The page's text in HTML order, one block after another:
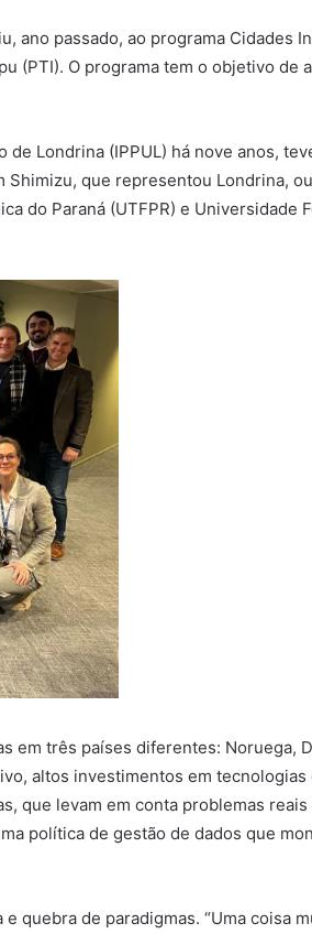
ano passado, ao programa Cidades
(PTI). O programa tem o objetivo de
Londrina (IPPUL) há nove anos,
que representou Londrina,
do Paraná (UTFPR) e Universidade
em três países diferentes: Noruega,
altos investimentos em tecnologias
que levam em conta problemas reais
política de gestão de dados que
quebra de paradigmas. “Uma coisa